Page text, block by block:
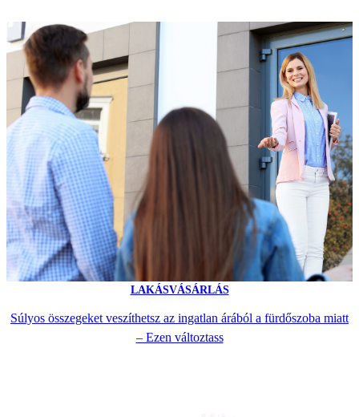
LAKÁSVÁSÁRLÁS
Súlyos összegeket veszíthetsz az ingatlan árából a fürdőszoba miatt
– Ezen változtass